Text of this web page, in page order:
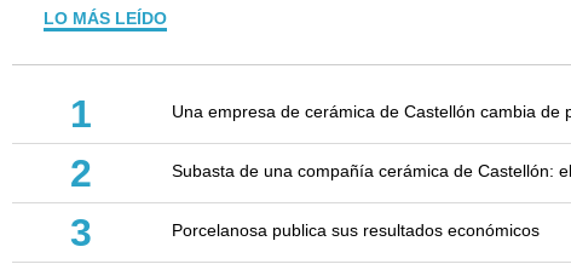
LO MÁS LEÍDO
1 Una empresa de cerámica de Castellón cambia de
2 Subasta de una compañía cerámica de Castellón:
3 Porcelanosa publica sus resultados económicos